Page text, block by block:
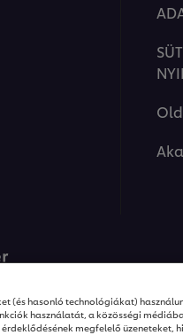
(és hasonló technológiákat)
használatát, a közösségi
megfelelő